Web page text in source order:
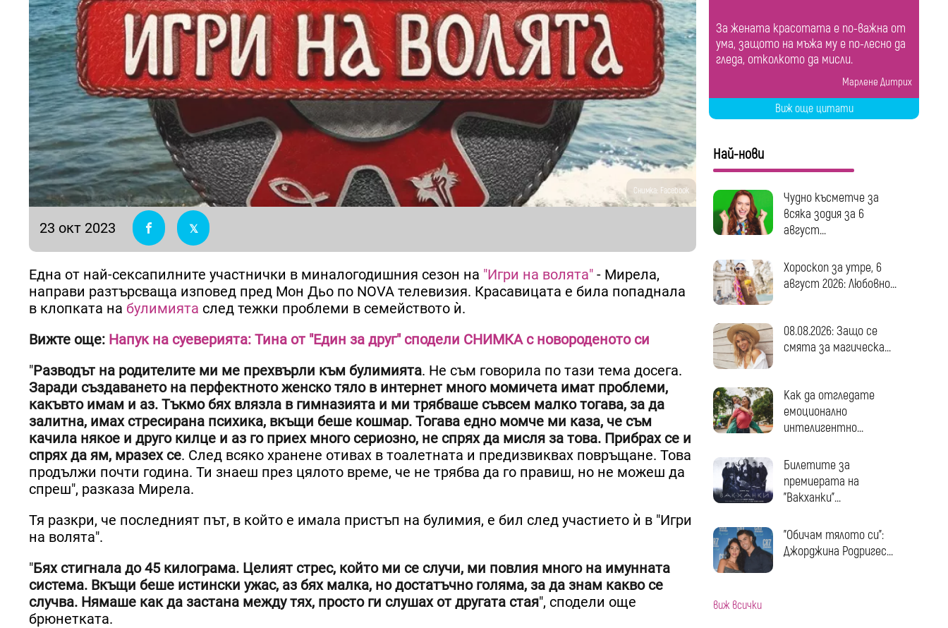
Снимка: Facebook
23 окт 2023
Една от най-сексапилните участнички в миналогодишния сезон на "Игри на волята" - Мирела,
направи разтърсваща изповед пред Мон Дьо по NOVA телевизия. Красавицата е била попаднала
в клопката на булимията след тежки проблеми в семейството ѝ.
Вижте още: Напук на суеверията: Тина от "Един за друг" сподели СНИМКА с новороденото си
"Разводът на родителите ми ме прехвърли към булимията. Не съм говорила по тази тема досега.
Заради създаването на перфектното женско тяло в интернет много момичета имат проблеми,
какъвто имам и аз. Тъкмо бях влязла в гимназията и ми трябваше съвсем малко тогава, за да
залитна, имах стресирана психика, вкъщи беше кошмар. Тогава едно момче ми каза, че съм
качила някое и друго килце и аз го приех много сериозно, не спрях да мисля за това. Прибрах се и
спрях да ям, мразех се. След всяко хранене отивах в тоалетната и предизвиквах повръщане. Това
продължи почти година. Ти знаеш през цялото време, че не трябва да го правиш, но не можеш да
спреш", разказа Мирела.
Тя разкри, че последният път, в който е имала пристъп на булимия, е бил след участието ѝ в "Игри
на волята".
"Бях стигнала до 45 килограма. Целият стрес, който ми се случи, ми повлия много на имунната
система. Вкъщи беше истински ужас, аз бях малка, но достатъчно голяма, за да знам какво се
случва. Нямаше как да застана между тях, просто ги слушах от другата стая", сподели още
брюнетката.
За жената красотата е по-важна от
ума, защото на мъжа му е по-лесно да
гледа, отколкото да мисли.
Марлене Дитрих
Виж още цитати
Най-нови
Чудно късметче за
всяка зодия за 6
август...
Хороскоп за утре, 6
август 2026: Любовно...
08.08.2026: Защо се
смята за магическа...
Как да отгледате
емоционално
интелигентно...
Билетите за
премиерата на
"Вакханки"...
"Обичам тялото си":
Джорджина Родригес...
виж всички